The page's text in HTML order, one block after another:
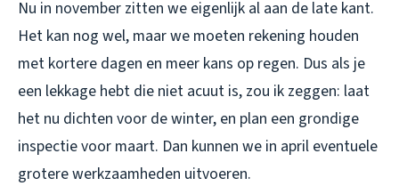
Nu in november zitten we eigenlijk al aan de late kant.
Het kan nog wel, maar we moeten rekening houden
met kortere dagen en meer kans op regen. Dus als je
een lekkage hebt die niet acuut is, zou ik zeggen: laat
het nu dichten voor de winter, en plan een grondige
inspectie voor maart. Dan kunnen we in april eventuele
grotere werkzaamheden uitvoeren.